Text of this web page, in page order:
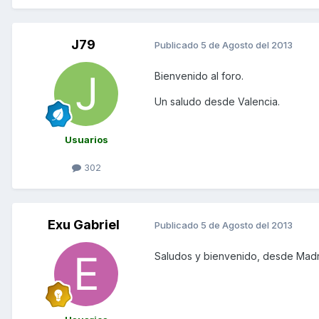
J79
Usuarios
302
Publicado 5 de Agosto del 2013
Bienvenido al foro.
Un saludo desde Valencia.
Exu Gabriel Publicado 5 de Agosto del 2013
Saludos y bienvenido, desde